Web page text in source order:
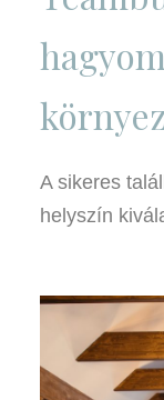
A sikeres
helyszín